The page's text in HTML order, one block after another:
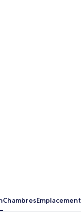
ChambresEmplacement